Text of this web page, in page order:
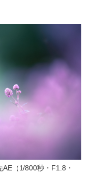
（1/800秒・F1.8・